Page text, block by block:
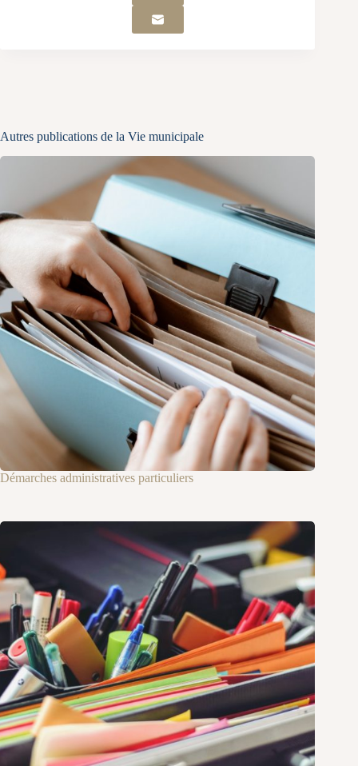
Autres publications de la Vie municipale
Démarches administratives particuliers